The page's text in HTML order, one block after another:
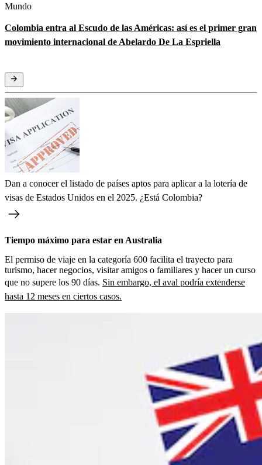
Mundo
Colombia entra al Escudo de las Américas: así es el primer gran
movimiento internacional de Abelardo De La Espriella
Dan a conocer el listado de países aptos para aplicar a la lotería de
visas de Estados Unidos en el 2025. ¿Está Colombia?
Tiempo máximo para estar en Australia
El permiso de viaje en la categoría 600 facilita el trayecto para
turismo, hacer negocios, visitar amigos o familiares y hacer un curso
que no supere los 90 días. Sin embargo, el aval podría extenderse
hasta 12 meses en ciertos casos.